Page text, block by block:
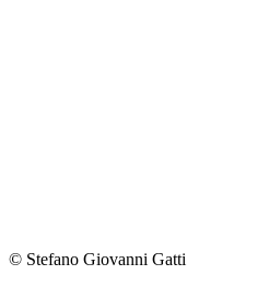
© Stefano Giovanni Gatti